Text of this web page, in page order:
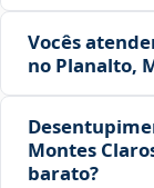
Vocês
no Planalto,
Montes
barato?